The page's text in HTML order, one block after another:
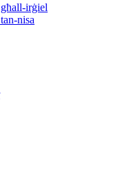
irġiel
nisa